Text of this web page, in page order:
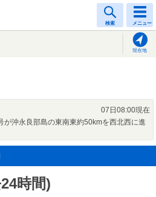
検索 メニュー
現在地
07日08:00現在
が沖永良部島の東南東約50kmを西北西に進
時間)